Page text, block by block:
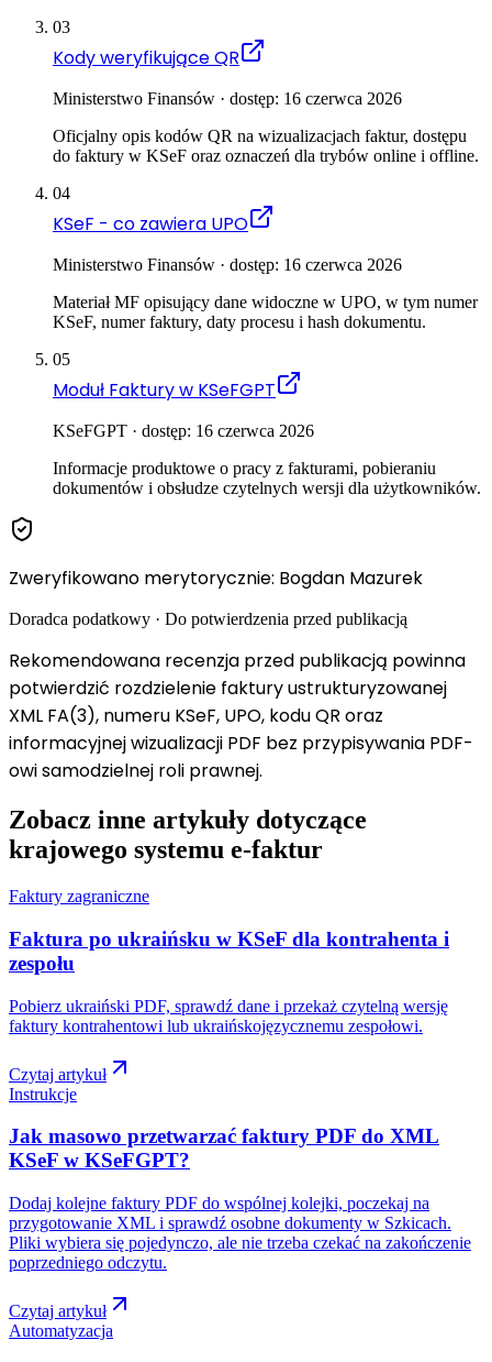
03
Kody weryfikujące QR
Ministerstwo Finansów · dostęp: 16 czerwca 2026
Oficjalny opis kodów QR na wizualizacjach faktur, dostępu
do faktury w KSeF oraz oznaczeń dla trybów online i offline.
04
KSeF - co zawiera UPO
Ministerstwo Finansów · dostęp: 16 czerwca 2026
Materiał MF opisujący dane widoczne w UPO, w tym numer
KSeF, numer faktury, daty procesu i hash dokumentu.
05
Moduł Faktury w KSeFGPT
KSeFGPT · dostęp: 16 czerwca 2026
Informacje produktowe o pracy z fakturami, pobieraniu
dokumentów i obsłudze czytelnych wersji dla użytkowników.
Zweryfikowano merytorycznie: Bogdan Mazurek
Doradca podatkowy · Do potwierdzenia przed publikacją
Rekomendowana recenzja przed publikacją powinna
potwierdzić rozdzielenie faktury ustrukturyzowanej
XML FA(3), numeru KSeF, UPO, kodu QR oraz
informacyjnej wizualizacji PDF bez przypisywania PDF-
owi samodzielnej roli prawnej.
Zobacz inne artykuły dotyczące
krajowego systemu e-faktur
Faktury zagraniczne
Faktura po ukraińsku w KSeF dla kontrahenta i
zespołu
Pobierz ukraiński PDF, sprawdź dane i przekaż czytelną wersję
faktury kontrahentowi lub ukraińskojęzycznemu zespołowi.
Czytaj artykuł
Instrukcje
Jak masowo przetwarzać faktury PDF do XML
KSeF w KSeFGPT?
Dodaj kolejne faktury PDF do wspólnej kolejki, poczekaj na
przygotowanie XML i sprawdź osobne dokumenty w Szkicach.
Pliki wybiera się pojedynczo, ale nie trzeba czekać na zakończenie
poprzedniego odczytu.
Czytaj artykuł
Automatyzacja